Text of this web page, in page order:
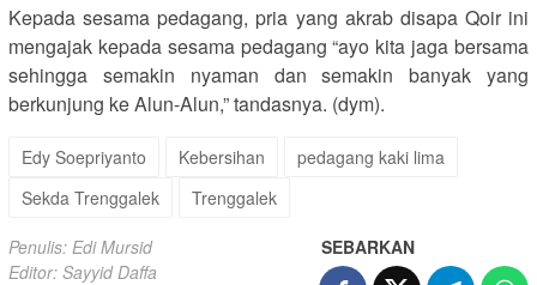
Kepada sesama pedagang, pria yang akrab disapa Qoir ini
mengajak kepada sesama pedagang “ayo kita jaga bersama
sehingga semakin nyaman dan semakin banyak yang
berkunjung ke Alun-Alun,” tandasnya. (dym).
Edy Soepriyanto Kebersihan
pedagang kaki lima
Sekda Trenggalek
Trenggalek
Penulis: Edi Mursid
Editor: Sayyid Daffa
SEBARKAN